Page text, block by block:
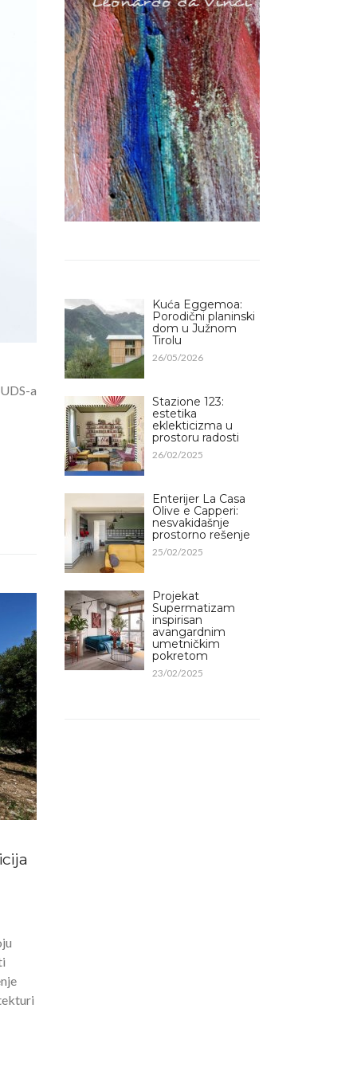
a
Kuća Eggemoa:
Porodični planinski
dom u Južnom
Tirolu
26/05/2026
Stazione 123:
estetika
eklekticizma u
prostoru radosti
26/02/2025
Enterijer La Casa
Olive e Capperi:
nesvakidašnje
prostorno rešenje
25/02/2025
Projekat
Supermatizam
inspirisan
avangardnim
umetničkim
pokretom
23/02/2025